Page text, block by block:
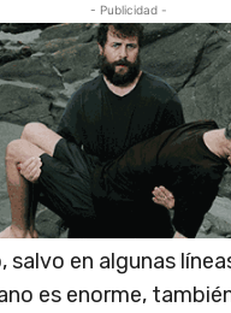
- Publicidad -
en algunas
es enorme,